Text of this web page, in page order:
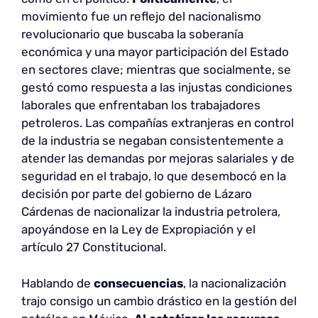
movimiento fue un reflejo del nacionalismo
revolucionario que buscaba la soberanía
económica y una mayor participación del Estado
en sectores clave; mientras que socialmente, se
gestó como respuesta a las injustas condiciones
laborales que enfrentaban los trabajadores
petroleros. Las compañías extranjeras en control
de la industria se negaban consistentemente a
atender las demandas por mejoras salariales y de
seguridad en el trabajo, lo que desembocó en la
decisión por parte del gobierno de Lázaro
Cárdenas de nacionalizar la industria petrolera,
apoyándose en la Ley de Expropiación y el
artículo 27 Constitucional.
Hablando de consecuencias, la nacionalización
trajo consigo un cambio drástico en la gestión del